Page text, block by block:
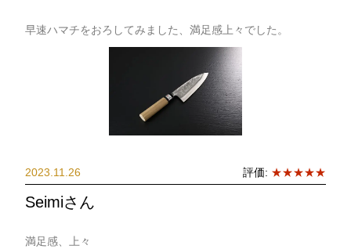
早速ハマチをおろしてみました、満足感上々でした。
2023.11.26 評価: ★★★★★
Seimiさん
満足感、上々